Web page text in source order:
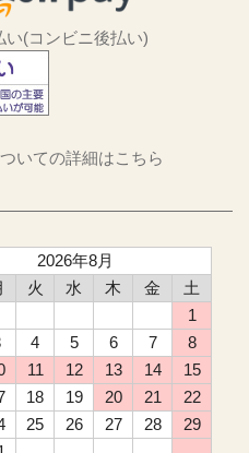
い(コンビニ後払い)
いての詳細はこちら
2026年8月
火 水 木 金
土
1
4 5 6 7
8
11 12 13 14
15
18 19 20 21
22
25 26 27 28
29